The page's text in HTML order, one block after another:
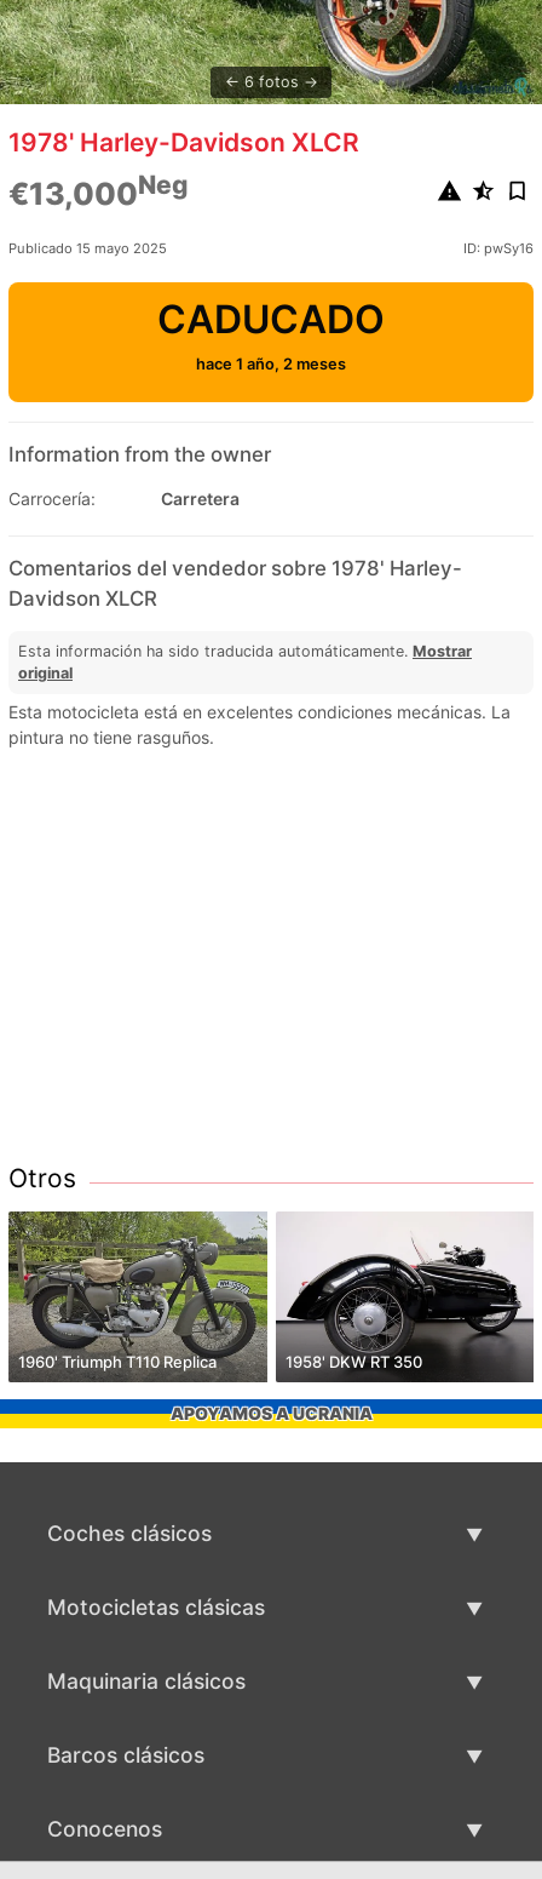
6 fotos
1978' Harley-Davidson XLCR
€13,000Neg
Publicado 15 mayo 2025 ID: pwSy16
CADUCADO
hace 1 año, 2 meses
Information from the owner
Carrocería: Carretera
Comentarios del vendedor sobre 1978' Harley-
Davidson XLCR
Esta información ha sido traducida automáticamente. Mostrar
original
Esta motocicleta está en excelentes condiciones mecánicas. La
pintura no tiene rasguños.
Otros
1960' Triumph T110 Replica 1958' DKW RT 350
APOYAMOS A UCRANIA
Coches clásicos
Motocicletas clásicas
Maquinaria clásicos
Barcos clásicos
Vende barco clásico
Conocenos